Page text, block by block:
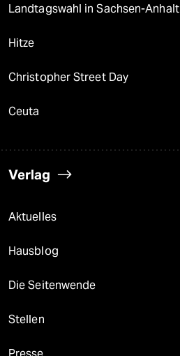
Landtagswahl in Sachsen-Anhalt
Hitze
Christopher Street Day
Ceuta
Verlag
Aktuelles
Hausblog
Die Seitenwende
Stellen